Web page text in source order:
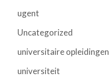
ugent
Uncategorized
universitaire opleidingen
universiteit